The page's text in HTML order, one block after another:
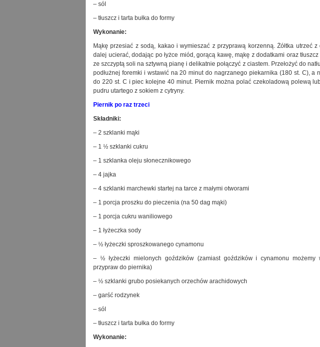
– sól
– tłuszcz i tarta bułka do formy
Wykonanie:
Mąkę przesiać z sodą, kakao i wymieszać z przyprawą korzenną. Żółtka utrzeć
dalej ucierać, dodając po łyżce miód, gorącą kawę, mąkę z dodatkami oraz
ze szczyptą soli na sztywną pianę i delikatnie połączyć z ciastem. Przełożyć do
podłużnej foremki i wstawić na 20 minut do nagrzanego piekarnika (180 st. C), a
do 220 st. C i piec kolejne 40 minut. Piernik można polać czekoladową polewą
pudru utartego z sokiem z cytryny.
Piernik po raz trzeci
Składniki:
– 2 szklanki mąki
– 1 ½ szklanki cukru
– 1 szklanka oleju słonecznikowego
– 4 jajka
– 4 szklanki marchewki startej na tarce z małymi otworami
– 1 porcja proszku do pieczenia (na 50 dag mąki)
– 1 porcja cukru waniliowego
– 1 łyżeczka sody
– ½ łyżeczki sproszkowanego cynamonu
– ½ łyżeczki mielonych goździków (zamiast goździków i cynamonu możemy
przypraw do piernika)
– ½ szklanki grubo posiekanych orzechów arachidowych
– garść rodzynek
– sól
– tłuszcz i tarta bułka do formy
Wykonanie: